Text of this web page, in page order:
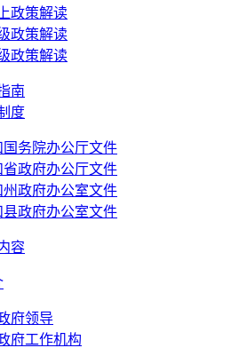
政策解读
政策解读
政策解读
南
度
国务院办公厅文件
省政府办公厅文件
州政府办公室文件
县政府办公室文件
容
府领导
府工作机构